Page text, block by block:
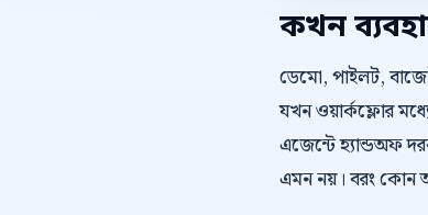
কখন
ডেমো, পাইলট,
যখন ওয়ার্কফ্লোর
এজেন্টে হ্যান্ডঅফ
এমন নয়। বরং কোন